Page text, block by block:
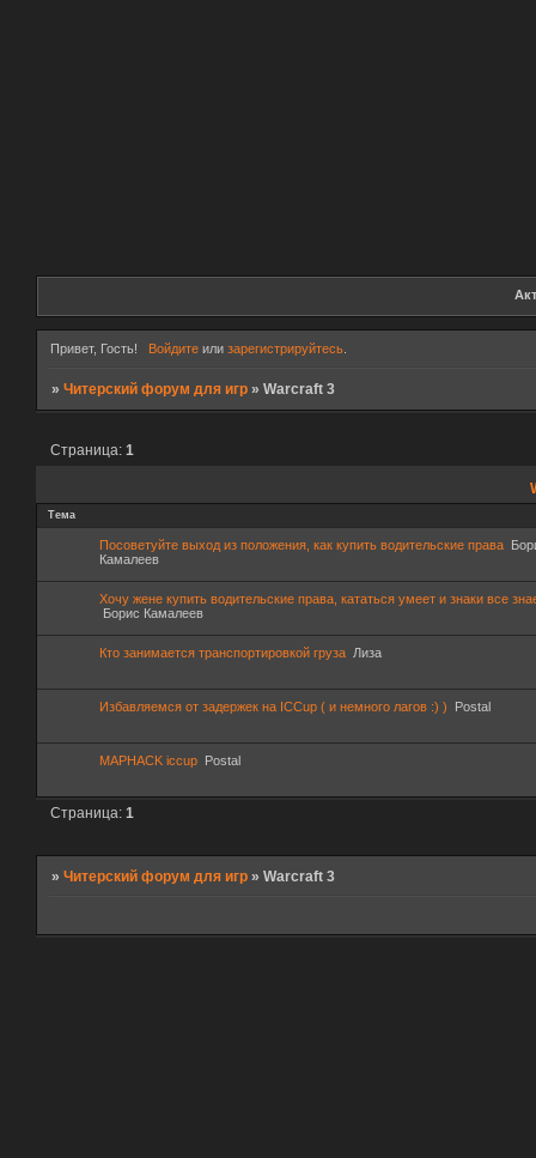
Привет, Гость! Войдитеили зарегистрируйтесь.
»Читерский форум для игр »Warcraft 3
Страница:1
Тема
Посоветуйте выход из положения, как купить водительские права
Камалеев
Хочу жене купить водительские права, кататься умеет и знаки все
Борис Камалеев
Кто занимается транспортировкой груза Лиза
Избавляемся от задержек на ICCup ( и немного лагов :) ) Postal
MAPHACK iccup Postal
Страница:1
»Читерский форум для игр »Warcraft 3